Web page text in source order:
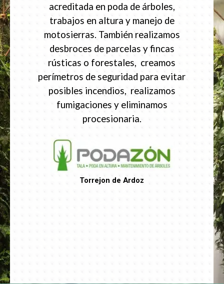
acreditada en poda de árboles,
trabajos en altura y manejo de
motosierras. También realizamos
desbroces de parcelas y fincas
rústicas o forestales, creamos
perímetros de seguridad para evitar
posibles incendios, realizamos
fumigaciones y eliminamos
procesionaria.
Torrejon de Ardoz